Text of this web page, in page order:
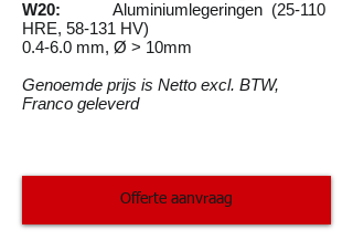
W20: Aluminiumlegeringen (25-110
HRE, 58-131 HV)
0.4-6.0 mm, Ø > 10mm
Genoemde prijs is Netto excl. BTW,
Franco geleverd
Offerte aanvraag